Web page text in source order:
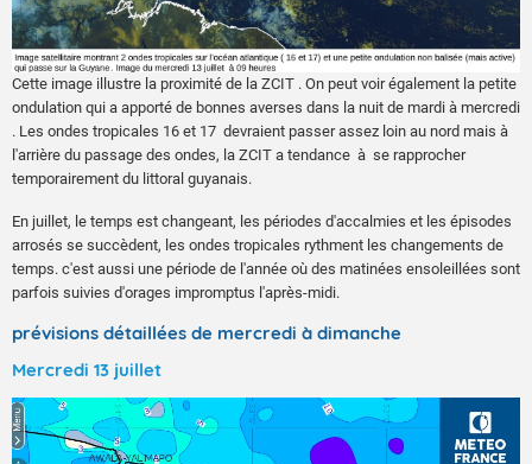
Cette image illustre la proximité de la ZCIT . On peut voir également la petite
ondulation qui a apporté de bonnes averses dans la nuit de mardi à mercredi
. Les ondes tropicales 16 et 17 devraient passer assez loin au nord mais à
l'arrière du passage des ondes, la ZCIT a tendance à se rapprocher
temporairement du littoral guyanais.
En juillet, le temps est changeant, les périodes d'accalmies et les épisodes
arrosés se succèdent, les ondes tropicales rythment les changements de
temps. c'est aussi une période de l'année où des matinées ensoleillées sont
parfois suivies d'orages impromptus l'après-midi.
prévisions détaillées de mercredi à dimanche
Mercredi 13 juillet